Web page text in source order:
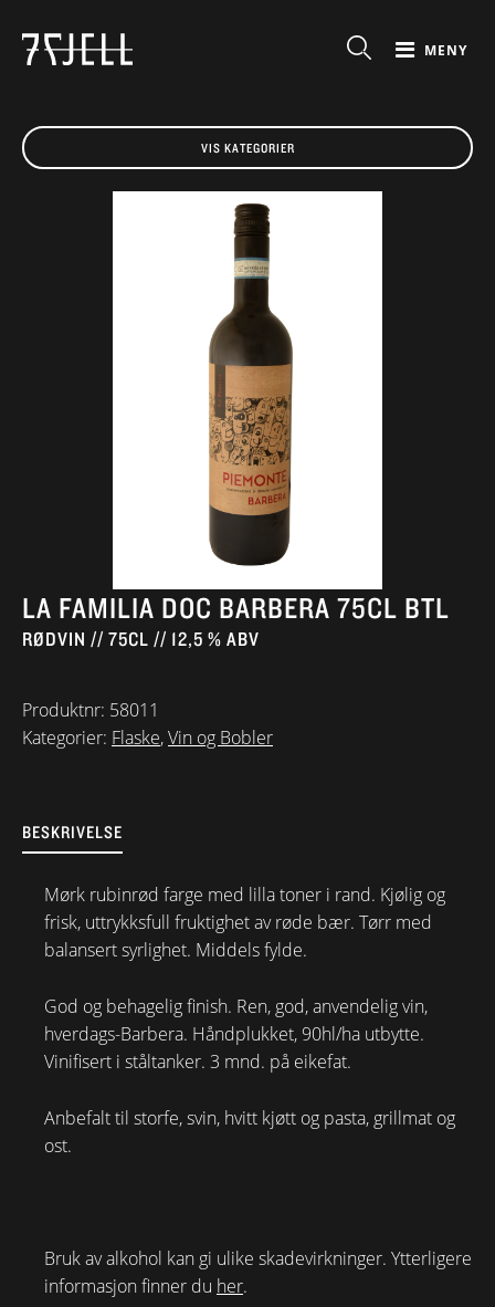
MENY
VIS KATEGORIER
LA FAMILIA DOC BARBERA 75CL BTL
RØDVIN // 75CL // 12,5 % ABV
Produktnr: 58011
Kategorier: Flaske,Vin og Bobler
BESKRIVELSE
Mørk rubinrød farge med lilla toner i rand. Kjølig og
frisk, uttrykksfull fruktighet av røde bær. Tørr med
balansert syrlighet. Middels fylde.
God og behagelig finish. Ren, god, anvendelig vin,
hverdags-Barbera. Håndplukket, 90hl/ha utbytte.
Vinifisert i ståltanker. 3 mnd. på eikefat.
Anbefalt til storfe, svin, hvitt kjøtt og pasta, grillmat og
ost.
Bruk av alkohol kan gi ulike skadevirkninger. Ytterligere
informasjon finner du her.